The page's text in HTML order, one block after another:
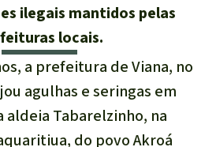
Madeira tropical
Pecuária intensiva
Roubo de terras
Alumínio
ilegais mantidos pelas
locais.
a prefeitura de Viana, no
agulhas e seringas em
aldeia Tabarelzinho, na
do povo Akroá